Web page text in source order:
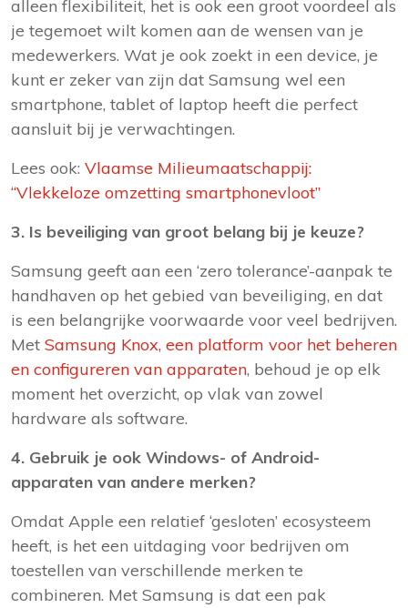
alleen flexibiliteit, het is ook een groot voordeel als
je tegemoet wilt komen aan de wensen van je
medewerkers. Wat je ook zoekt in een device, je
kunt er zeker van zijn dat Samsung wel een
smartphone, tablet of laptop heeft die perfect
aansluit bij je verwachtingen.
Lees ook: Vlaamse Milieumaatschappij:
“Vlekkeloze omzetting smartphonevloot”
3. Is beveiliging van groot belang bij je keuze?
Samsung geeft aan een ‘zero tolerance’-aanpak te
handhaven op het gebied van beveiliging, en dat
is een belangrijke voorwaarde voor veel bedrijven.
Met Samsung Knox, een platform voor het beheren
en configureren van apparaten, behoud je op elk
moment het overzicht, op vlak van zowel
hardware als software.
4. Gebruik je ook Windows- of Android-
apparaten van andere merken?
Omdat Apple een relatief ‘gesloten’ ecosysteem
heeft, is het een uitdaging voor bedrijven om
toestellen van verschillende merken te
combineren. Met Samsung is dat een pak